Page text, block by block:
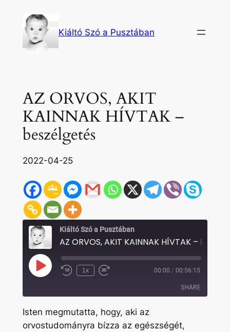
tartalomhoz
Kiáltó Szó a Pusztában
AZ ORVOS, AKIT
KAINNAK HÍVTAK –
beszélgetés
2022-04-25
Kiáltó Szó a Pusztában
Play
Episode Rewind
1x
Fast
seconds
00:00 / 00:56:15
SHARE
SHARE
Isten megmutatta, hogy, aki az
orvostudományra bízza az egészségét,